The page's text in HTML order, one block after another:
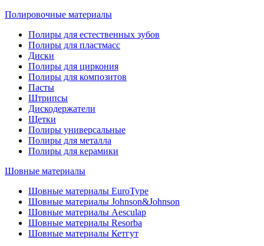
Полировочные материалы
Полиры для естественных зубов
Полиры для пластмасс
Диски
Полиры для циркония
Полиры для композитов
Пасты
Штрипсы
Дискодержатели
Щетки
Полиры универсальные
Полиры для металла
Полиры для керамики
Шовные материалы
Шовные материалы EuroType
Шовные материалы Johnson&Johnson
Шовные материалы Aesculap
Шовные материалы Resorba
Шовные материалы Кетгут